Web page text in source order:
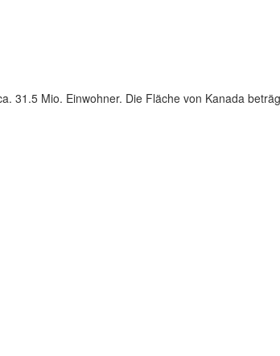
31.5 Mio. Einwohner. Die Fläche von Kanada